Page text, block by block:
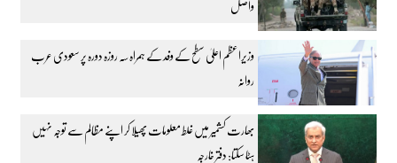
واصل
وزیراعظم اعلیٰ سطح کے وفد کے ہمراہ سہ روزہ دورہ پر سعودی عرب
روانہ
بھارت کشمیر میں غلط معلومات پھیلا کر اپنے مظالم سے توجہ نہیں
ہٹا سکتا: دفتر خارجہ